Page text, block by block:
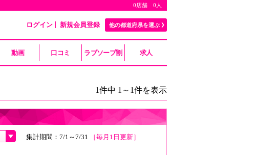
0店舗 0人
ログイン 新規会員登録 他の都道府県を選ぶ
動画 口コミ ラブソープ割 求人
1件中 1～1件を表示
集計期間：7/1～7/31 ［毎月1日更新］